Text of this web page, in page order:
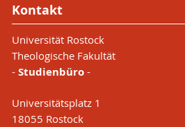
Kontakt
Universität Rostock
Theologische Fakultät
- Studienbüro -
Universitätsplatz 1
18055 Rostock